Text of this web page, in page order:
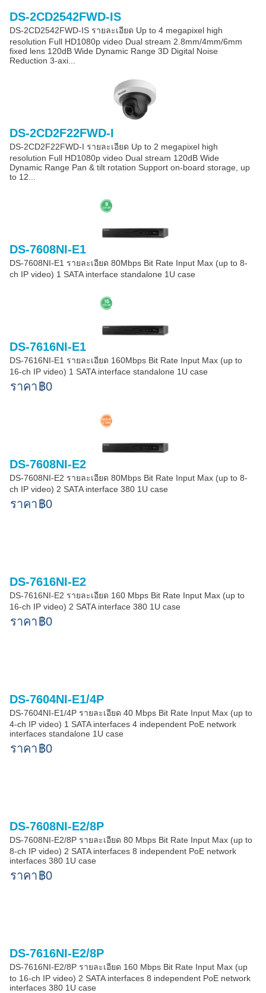
DS-2CD2542FWD-IS
DS-2CD2542FWD-IS รายละเอียด Up to 4 megapixel high
resolution Full HD1080p video Dual stream 2.8mm/4mm/6mm
fixed lens 120dB Wide Dynamic Range 3D Digital Noise
Reduction 3-axi...
DS-2CD2F22FWD-I
DS-2CD2F22FWD-I รายละเอียด Up to 2 megapixel high
resolution Full HD1080p video Dual stream 120dB Wide
Dynamic Range Pan & tilt rotation Support on-board storage, up
to 12...
DS-7608NI-E1
DS-7608NI-E1 รายละเอียด 80Mbps Bit Rate Input Max (up to 8-
ch IP video) 1 SATA interface standalone 1U case
DS-7616NI-E1
DS-7616NI-E1 รายละเอียด 160Mbps Bit Rate Input Max (up to
16-ch IP video) 1 SATA interface standalone 1U case
ราคา฿0
DS-7608NI-E2
DS-7608NI-E2 รายละเอียด 80Mbps Bit Rate Input Max (up to 8-
ch IP video) 2 SATA interface 380 1U case
ราคา฿0
DS-7616NI-E2
DS-7616NI-E2 รายละเอียด 160 Mbps Bit Rate Input Max (up to
16-ch IP video) 2 SATA interface 380 1U case
ราคา฿0
DS-7604NI-E1/4P
DS-7604NI-E1/4P รายละเอียด 40 Mbps Bit Rate Input Max (up to
4-ch IP video) 1 SATA interfaces 4 independent PoE network
interfaces standalone 1U case
ราคา฿0
DS-7608NI-E2/8P
DS-7608NI-E2/8P รายละเอียด 80 Mbps Bit Rate Input Max (up to
8-ch IP video) 2 SATA interfaces 8 independent PoE network
interfaces 380 1U case
ราคา฿0
DS-7616NI-E2/8P
DS-7616NI-E2/8P รายละเอียด 160 Mbps Bit Rate Input Max (up
to 16-ch IP video) 2 SATA interfaces 8 independent PoE network
interfaces 380 1U case